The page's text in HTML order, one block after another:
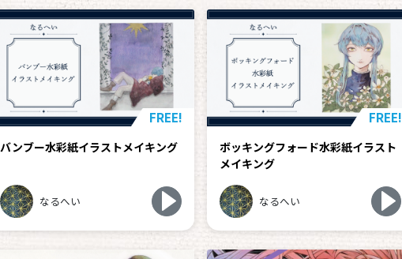
FREE!
バンブー水彩紙イラストメイキング
なるへい
FREE!
ボッキングフォード水彩紙イラスト
メイキング
なるへい